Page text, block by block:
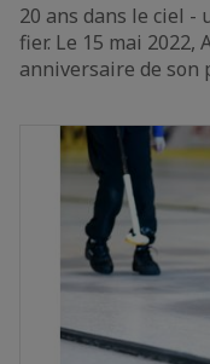
20 ans dans le ciel
fier. Le 15 mai 2022,
anniversaire de son